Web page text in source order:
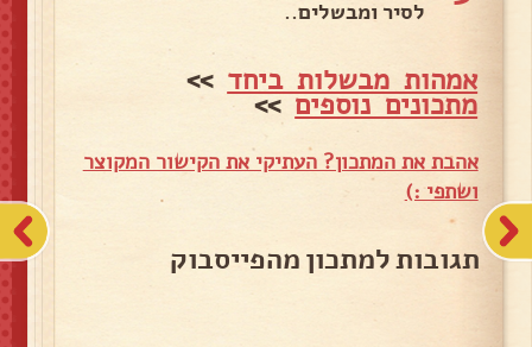
לסיר ומבשלים..
אמהות מבשלות ביחד >>
מתכונים נוספים>>
אהבת את המתכון? העתיקי את הקישור המקוצר
ושתפי :)
תגובות למתכון מהפייסבוק